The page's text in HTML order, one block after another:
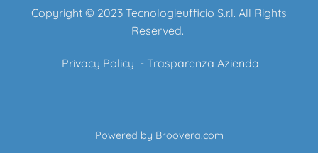
Copyright © 2023 Tecnologieufficio S.r.l. All Rights
Reserved.
Privacy Policy - Trasparenza Azienda
Powered by Broovera.com